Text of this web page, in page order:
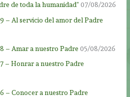
de toda la humanidad” 07/08/2026
– Al servicio del amor del Padre
– Amar a nuestro Padre 05/08/2026
– Honrar a nuestro Padre
– Conocer a nuestro Padre